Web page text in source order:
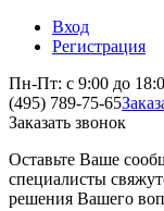
Вход
Регистрация
Пн-Пт: с 9:00 до
(495) 789-75-65
Заказать звонок
Оставьте Ваше
специалисты
решения Вашего